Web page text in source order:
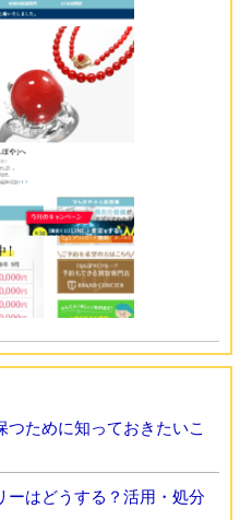
ために知っておきたいこ
ーはどうする？活用・処分